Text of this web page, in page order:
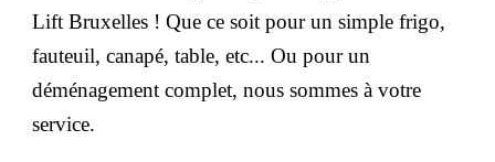
Lift Bruxelles ! Que ce soit pour un simple frigo,
fauteuil, canapé, table, etc... Ou pour un
déménagement complet, nous sommes à votre
service.